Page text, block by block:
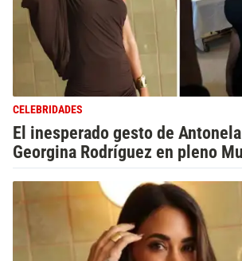
CELEBRIDADES
El inesperado gesto de
Georgina Rodríguez en pleno